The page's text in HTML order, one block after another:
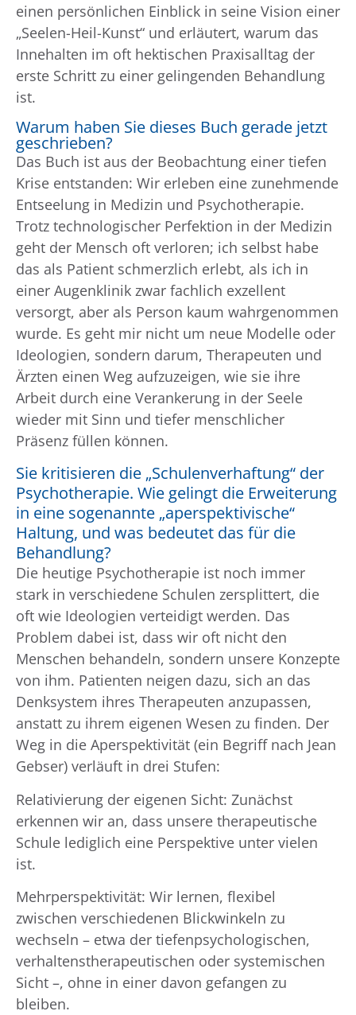
einen persönlichen Einblick in seine Vision einer
„Seelen-Heil-Kunst“ und erläutert, warum das
Innehalten im oft hektischen Praxisalltag der
erste Schritt zu einer gelingenden Behandlung
ist.
Warum haben Sie dieses Buch gerade jetzt
geschrieben?
Das Buch ist aus der Beobachtung einer tiefen
Krise entstanden: Wir erleben eine zunehmende
Entseelung in Medizin und Psychotherapie.
Trotz technologischer Perfektion in der Medizin
geht der Mensch oft verloren; ich selbst habe
das als Patient schmerzlich erlebt, als ich in
einer Augenklinik zwar fachlich exzellent
versorgt, aber als Person kaum wahrgenommen
wurde. Es geht mir nicht um neue Modelle oder
Ideologien, sondern darum, Therapeuten und
Ärzten einen Weg aufzuzeigen, wie sie ihre
Arbeit durch eine Verankerung in der Seele
wieder mit Sinn und tiefer menschlicher
Präsenz füllen können.
Sie kritisieren die „Schulenverhaftung“ der
Psychotherapie. Wie gelingt die Erweiterung
in eine sogenannte „aperspektivische“
Haltung, und was bedeutet das für die
Behandlung?
Die heutige Psychotherapie ist noch immer
stark in verschiedene Schulen zersplittert, die
oft wie Ideologien verteidigt werden. Das
Problem dabei ist, dass wir oft nicht den
Menschen behandeln, sondern unsere Konzepte
von ihm. Patienten neigen dazu, sich an das
Denksystem ihres Therapeuten anzupassen,
anstatt zu ihrem eigenen Wesen zu finden. Der
Weg in die Aperspektivität (ein Begriff nach Jean
Gebser) verläuft in drei Stufen:
Relativierung der eigenen Sicht: Zunächst
erkennen wir an, dass unsere therapeutische
Schule lediglich eine Perspektive unter vielen
ist.
Mehrperspektivität: Wir lernen, flexibel
zwischen verschiedenen Blickwinkeln zu
wechseln – etwa der tiefenpsychologischen,
verhaltenstherapeutischen oder systemischen
Sicht –, ohne in einer davon gefangen zu
bleiben.